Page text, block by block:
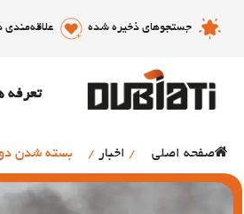
جستجوهای ذخیره شده علاقه‌مندی
تعرفه
صفحه اصلی / اخبار / بسته شدن دو